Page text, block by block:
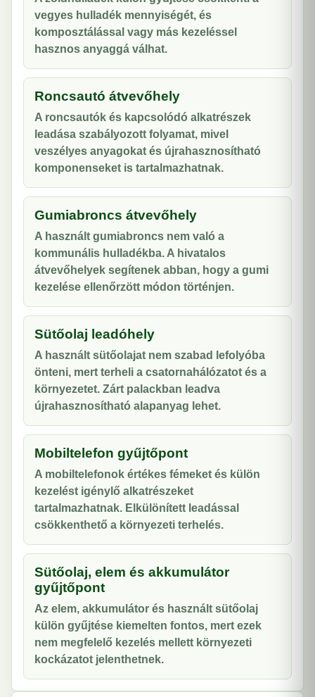
vegyes hulladék mennyiségét, és
komposztálással vagy más kezeléssel
hasznos anyaggá válhat.
Roncsautó átvevőhely
A roncsautók és kapcsolódó alkatrészek
leadása szabályozott folyamat, mivel
veszélyes anyagokat és újrahasznosítható
komponenseket is tartalmazhatnak.
Gumiabroncs átvevőhely
A használt gumiabroncs nem való a
kommunális hulladékba. A hivatalos
átvevőhelyek segítenek abban, hogy a gumi
kezelése ellenőrzött módon történjen.
Sütőolaj leadóhely
A használt sütőolajat nem szabad lefolyóba
önteni, mert terheli a csatornahálózatot és a
környezetet. Zárt palackban leadva
újrahasznosítható alapanyag lehet.
Mobiltelefon gyűjtőpont
A mobiltelefonok értékes fémeket és külön
kezelést igénylő alkatrészeket
tartalmazhatnak. Elkülönített leadással
csökkenthető a környezeti terhelés.
Sütőolaj, elem és akkumulátor
gyűjtőpont
Az elem, akkumulátor és használt sütőolaj
külön gyűjtése kiemelten fontos, mert ezek
nem megfelelő kezelés mellett környezeti
kockázatot jelenthetnek.